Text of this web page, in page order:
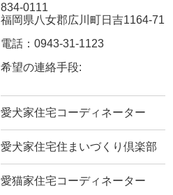
834-0111
福岡県八女郡広川町日吉1164-71
電話：0943-31-1123
希望の連絡手段:
愛犬家住宅コーディネーター
愛犬家住宅住まいづくり倶楽部
愛猫家住宅コーディネーター